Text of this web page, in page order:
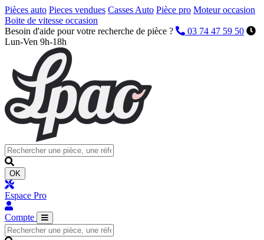
Pièces auto Pieces vendues Casses Auto Pièce pro Moteur occasion
Boite de vitesse occasion
Besoin d'aide pour votre recherche de pièce ?
03 74 47 59 50
Lun-Ven 9h-18h
OK
Espace Pro
Compte